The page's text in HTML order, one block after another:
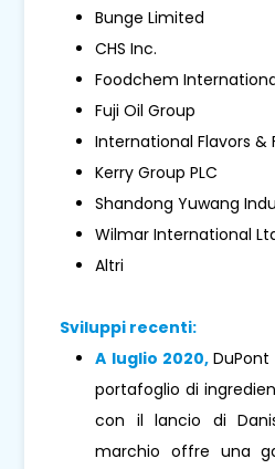
Bunge Limited
CHS Inc.
Foodchem
Fuji Oil Group
International Flavors &
Kerry Group PLC
Shandong Yuwang
Wilmar International
Altri
Sviluppi recenti:
A luglio 2020,
portafoglio di
con il lancio di
marchio offre una